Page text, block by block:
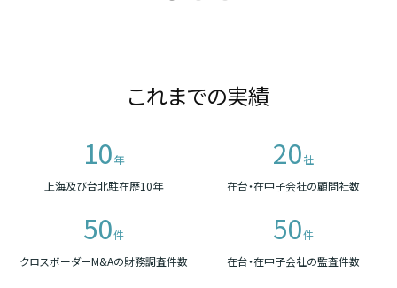
これまでの実績
10年
上海及び台北駐在歴10年
20社
在台・在中子会社の顧問社数
50件
クロスボーダーM&Aの財務調査件数
50件
在台・在中子会社の監査件数